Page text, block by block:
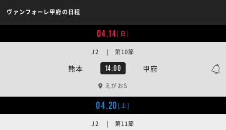
ヴァンフォーレ甲府の日程
04.14[日]
熊本 14:00 甲府
J2 | 第10節
えがおS
04.20[土]
J2 | 第11節